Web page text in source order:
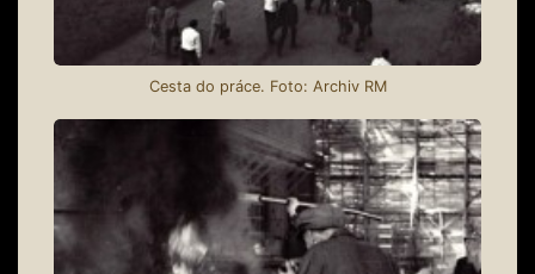
Cesta do práce. Foto: Archiv RM